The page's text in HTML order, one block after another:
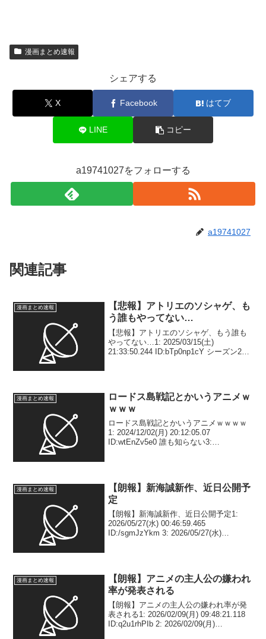
漫画まとめ速報
シェアする
X Facebook はてブ
LINE コピー
a19741027をフォローする
a19741027
関連記事
漫画まとめ速報
【悲報】アトリエのソシャゲ、も
う誰もやってない…
【悲報】アトリエのソシャゲ、もう誰も
やってない…1: 2025/03/15(土)
21:33:50.244 ID:bTp0np1cY シーズン2始
漫画まとめ速報
ロードス島戦記とかいうアニメｗ
ｗｗｗ
ロードス島戦記とかいうアニメｗｗｗｗ
1: 2024/12/02(月) 20:12:05.07
ID:wtEnZv5e0 誰も知らない3:
漫画まとめ速報
【朗報】新海誠新作、近日公開予
定
【朗報】新海誠新作、近日公開予定1:
2026/05/27(水) 00:46:59.465
ID:/sgmJzYkm 3: 2026/05/27(水)
漫画まとめ速報
【朗報】アニメの主人公の嫌われ
率が発表される
【朗報】アニメの主人公の嫌われ率が発
表される1: 2026/02/09(月) 09:48:21.118
ID:q2u1rhPIb 2: 2026/02/09(月)